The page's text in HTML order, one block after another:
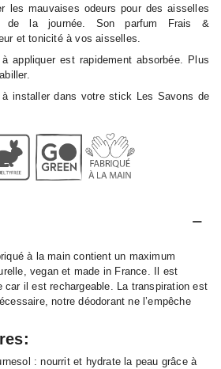
les mauvaises odeurs pour des aisselles
de la journée. Son parfum Frais &
et tonicité à vos aisselles.
appliquer est rapidement absorbée. Plus
installer dans votre stick Les Savons de
à la main contient un maximum
vegan et made in France. Il est
car il est rechargeable. La transpiration est
notre déodorant ne l’empêche
: nourrit et hydrate la peau grâce à